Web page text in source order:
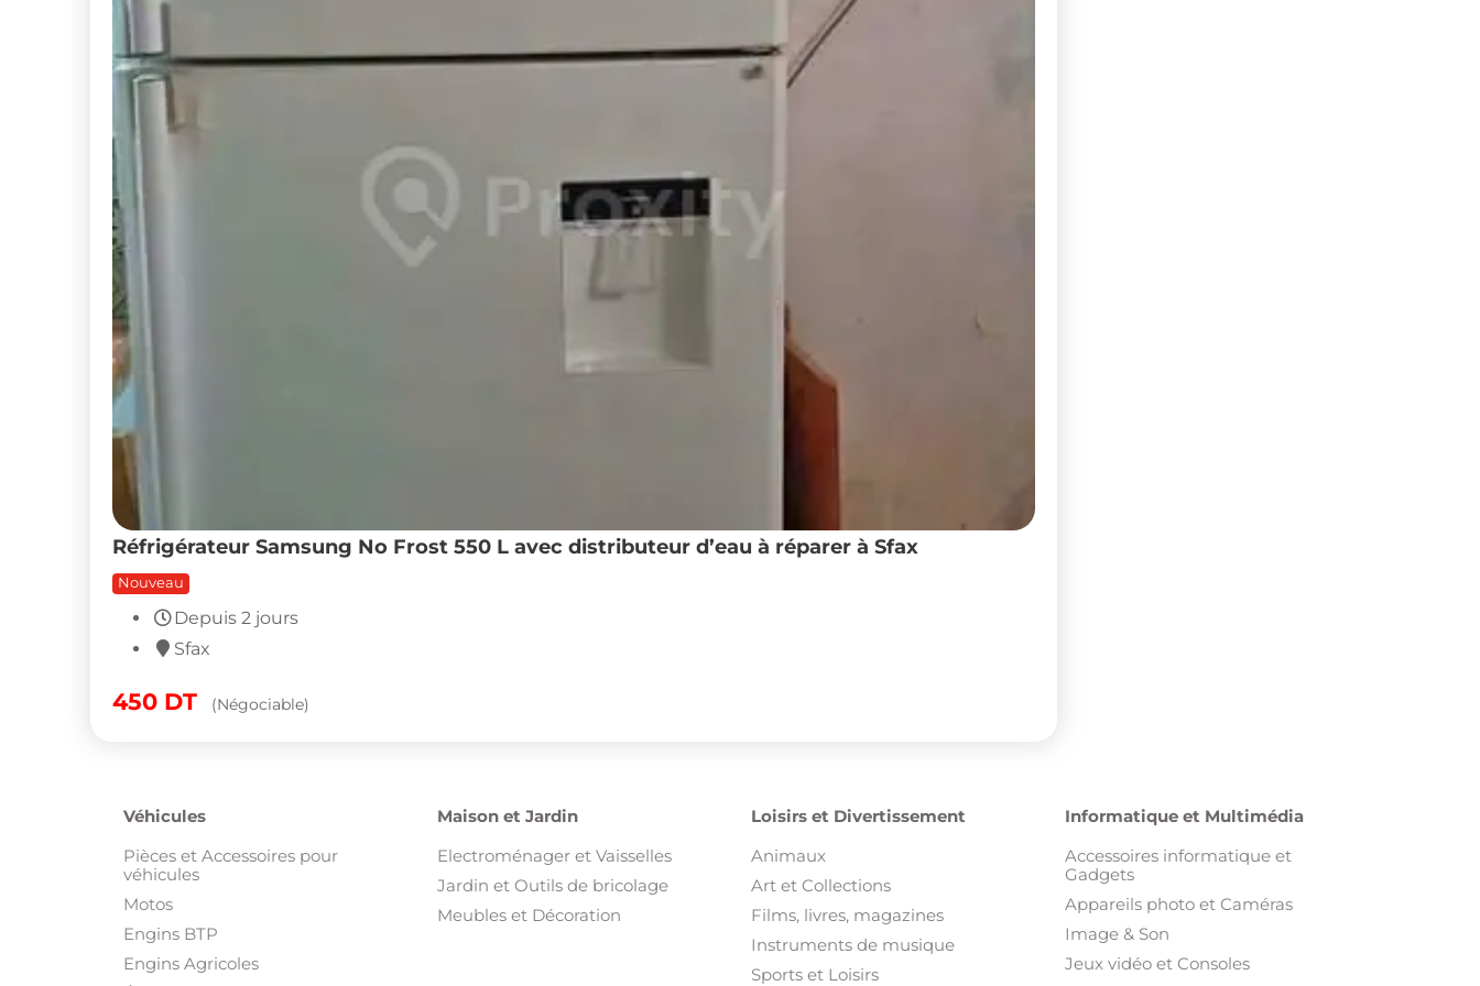
Réfrigérateur Samsung No Frost 550 L avec distributeur d’eau à réparer à Sfax
Nouveau
Depuis 2 jours
Sfax
450 DT (Négociable)
Véhicules
Pièces et Accessoires pour
véhicules
Motos
Engins BTP
Engins Agricoles
Maison et Jardin
Electroménager et Vaisselles
Jardin et Outils de bricolage
Meubles et Décoration
Loisirs et Divertissement
Animaux
Art et Collections
Films, livres, magazines
Instruments de musique
Sports et Loisirs
Informatique et Multimédia
Accessoires informatique et
Gadgets
Appareils photo et Caméras
Image & Son
Jeux vidéo et Consoles